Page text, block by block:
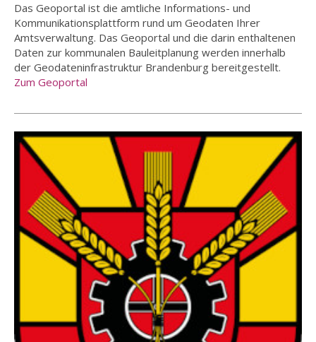
Das Geoportal ist die amtliche Informations- und
Kommunikationsplattform rund um Geodaten Ihrer
Amtsverwaltung. Das Geoportal und die darin enthaltenen
Daten zur kommunalen Bauleitplanung werden innerhalb
der Geodateninfrastruktur Brandenburg bereitgestellt.
Zum Geoportal